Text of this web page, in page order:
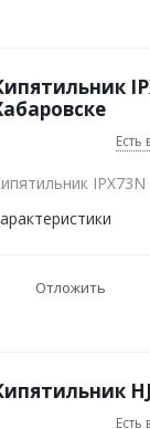
Есть
Отложить
Есть